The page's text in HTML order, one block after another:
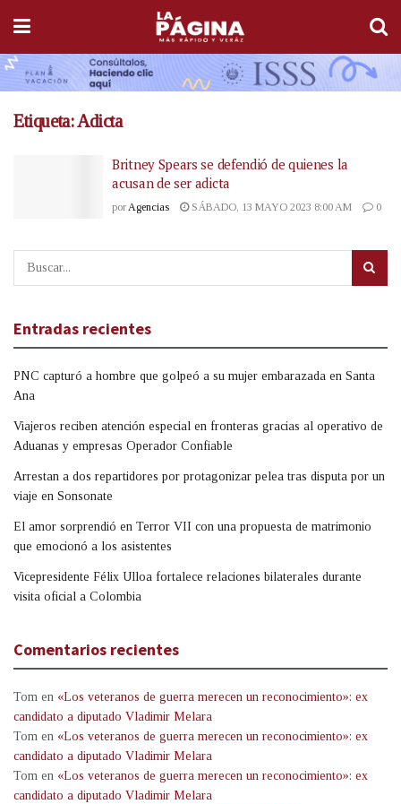
Etiqueta:Adicta
Britney Spears se defendió de quienes la
acusan de ser adicta
por Agencias SÁBADO, 13 MAYO 2023 8:00 AM 0
Entradas recientes
PNC capturó a hombre que golpeó a su mujer embarazada en Santa
Ana
Viajeros reciben atención especial en fronteras gracias al operativo de
Aduanas y empresas Operador Confiable
Arrestan a dos repartidores por protagonizar pelea tras disputa por un
viaje en Sonsonate
El amor sorprendió en Terror VII con una propuesta de matrimonio
que emocionó a los asistentes
Vicepresidente Félix Ulloa fortalece relaciones bilaterales durante
visita oficial a Colombia
Comentarios recientes
Tom en «Los veteranos de guerra merecen un reconocimiento»: ex
candidato a diputado Vladimir Melara
Tom en «Los veteranos de guerra merecen un reconocimiento»: ex
candidato a diputado Vladimir Melara
Tom en «Los veteranos de guerra merecen un reconocimiento»: ex
candidato a diputado Vladimir Melara